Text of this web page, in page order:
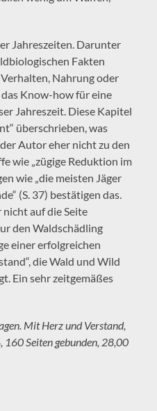
Jahreszeiten. Darunter
Fakten
Nahrung oder
Know-how für eine
Jahreszeit. Diese Kapitel
überschrieben, was
Autor eher nicht zu den
wie „zügige Reduktion im
wie „die meisten Jäger
(S. 37) bestätigen das.
auf die Seite
den Waldschädling
einer erfolgreichen
die Wald und Wild
Ein sehr zeitgemäßes
Mit Herz und Verstand,
Seiten gebunden, 28,00